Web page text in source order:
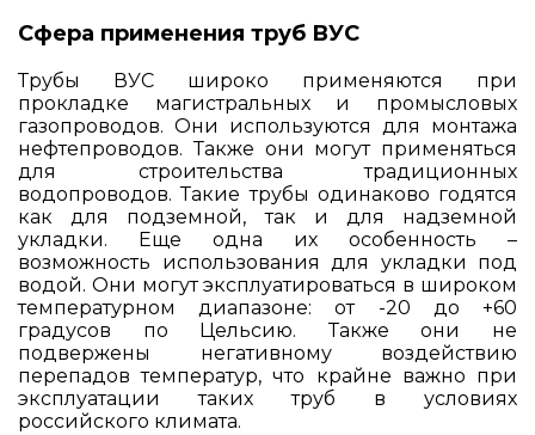
Сфера применения труб ВУС
Трубы ВУС широко применяются при
прокладке магистральных и промысловых
газопроводов. Они используются для монтажа
нефтепроводов. Также они могут применяться
для строительства традиционных
водопроводов. Такие трубы одинаково годятся
как для подземной, так и для надземной
укладки. Еще одна их особенность –
возможность использования для укладки под
водой. Они могут эксплуатироваться в широком
температурном диапазоне: от -20 до +60
градусов по Цельсию. Также они не
подвержены негативному воздействию
перепадов температур, что крайне важно при
эксплуатации таких труб в условиях
российского климата.